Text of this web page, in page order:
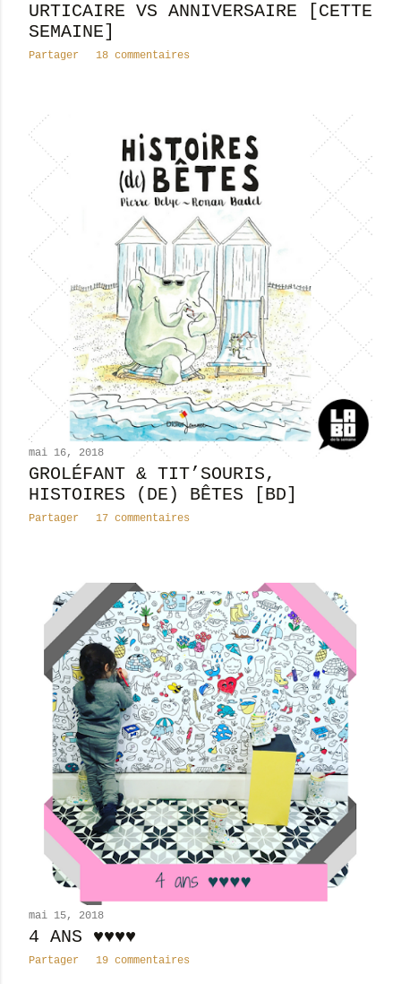
URTICAIRE VS ANNIVERSAIRE [CETTE
SEMAINE]
Partager 18 commentaires
mai 16, 2018
GROLÉFANT & TIT’SOURIS,
HISTOIRES (DE) BÊTES [BD]
Partager 17 commentaires
mai 15, 2018
4 ANS ♥♥♥♥
Partager 19 commentaires